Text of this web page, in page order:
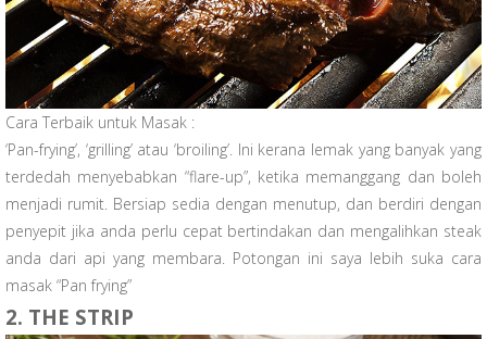
Cara Terbaik untuk Masak :
‘Pan-frying’, ‘grilling’ atau ‘broiling’. Ini kerana lemak yang banyak yang
terdedah menyebabkan “flare-up”, ketika memanggang dan boleh
menjadi rumit. Bersiap sedia dengan menutup, dan berdiri dengan
penyepit jika anda perlu cepat bertindakan dan mengalihkan steak
anda dari api yang membara. Potongan ini saya lebih suka cara
masak “Pan frying”
2. THE STRIP